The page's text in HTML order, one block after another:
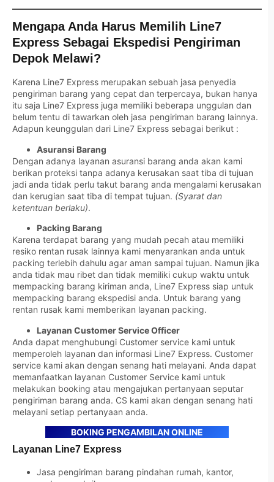
Mengapa Anda Harus Memilih Line7
Express Sebagai Ekspedisi Pengiriman
Depok Melawi?
Karena Line7 Express merupakan sebuah jasa penyedia
pengiriman barang yang cepat dan terpercaya, bukan hanya
itu saja Line7 Express juga memiliki beberapa unggulan dan
belum tentu di tawarkan oleh jasa pengiriman barang lainnya.
Adapun keunggulan dari Line7 Express sebagai berikut :
Asuransi Barang
Dengan adanya layanan asuransi barang anda akan kami
berikan proteksi tanpa adanya kerusakan saat tiba di tujuan
jadi anda tidak perlu takut barang anda mengalami kerusakan
dan kerugian saat tiba di tempat tujuan. (Syarat dan
ketentuan berlaku).
Packing Barang
Karena terdapat barang yang mudah pecah atau memiliki
resiko rentan rusak lainnya kami menyarankan anda untuk
packing terlebih dahulu agar aman sampai tujuan. Namun jika
anda tidak mau ribet dan tidak memiliki cukup waktu untuk
mempacking barang kiriman anda, Line7 Express siap untuk
mempacking barang ekspedisi anda. Untuk barang yang
rentan rusak kami memberikan layanan packing.
Layanan Customer Service Officer
Anda dapat menghubungi Customer service kami untuk
memperoleh layanan dan informasi Line7 Express. Customer
service kami akan dengan senang hati melayani. Anda dapat
memanfaatkan layanan Customer Service kami untuk
melakukan booking atau mengajukan pertanyaan seputar
pengiriman barang anda. CS kami akan dengan senang hati
melayani setiap pertanyaan anda.
BOKING PENGAMBILAN ONLINE
Layanan Line7 Express
Jasa pengiriman barang pindahan rumah, kantor,